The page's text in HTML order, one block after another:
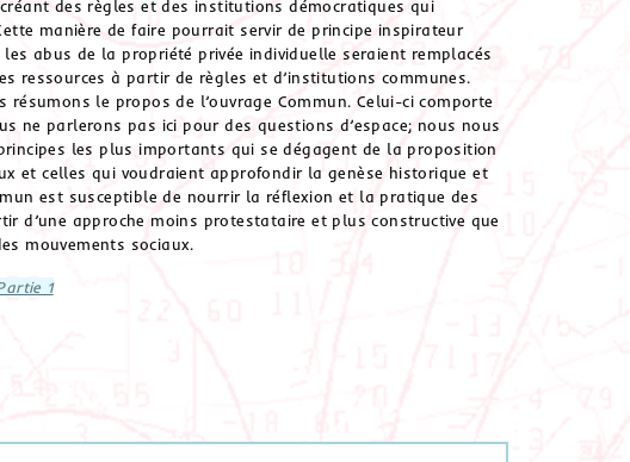
des règles et des institutions démocratiques qui
manière de faire pourrait servir de principe inspirateur
abus de la propriété privée individuelle seraient remplacés
ressources à partir de règles et d’institutions communes.
le propos de l’ouvrage Commun. Celui-ci comporte
ne parlerons pas ici pour des questions d’espace; nous nous
les plus importants qui se dégagent de la proposition
et celles qui voudraient approfondir la genèse historique et
est susceptible de nourrir la réflexion et la pratique des
d’une approche moins protestataire et plus constructive que
mouvements sociaux.
1